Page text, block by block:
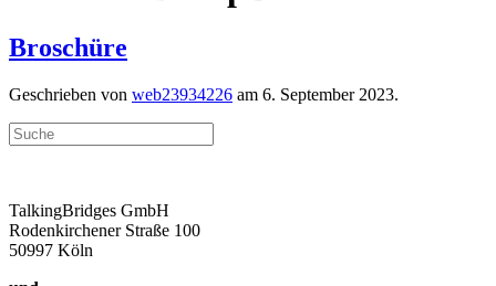
Broschüre
Geschrieben von web23934226 am 6. September 2023.
TalkingBridges GmbH
Rodenkirchener Straße 100
50997 Köln